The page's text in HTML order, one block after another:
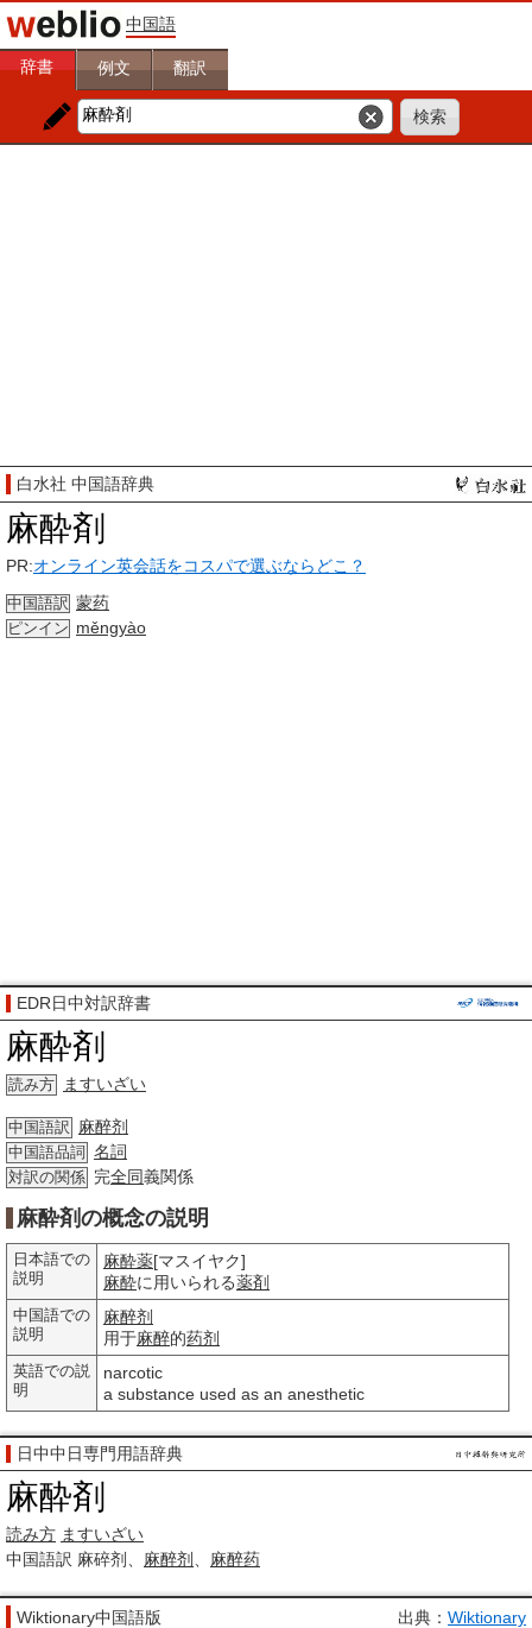
中国語
辞書 例文 翻訳
白水社 中国語辞典
麻酔剤
PR:オンライン英会話をコスパで選ぶならどこ？
中国語訳 蒙药
ピンイン měngyào
EDR日中対訳辞書
麻酔剤
読み方 ますいざい
中国語訳 麻醉剂
中国語品詞 名詞
対訳の関係 完全同義関係
麻酔剤の概念の説明
日本語での
説明
麻酔薬[マスイヤク]
麻酔に用いられる薬剤
中国語での
説明
麻醉剂
用于麻醉的药剂
英語での説
明
narcotic
a substance used as an anesthetic
日中中日専門用語辞典
麻酔剤
読み方 ますいざい
中国語訳 麻碎剂、 麻醉剂 麻醉药
Wiktionary中国語版 出典： Wiktionary